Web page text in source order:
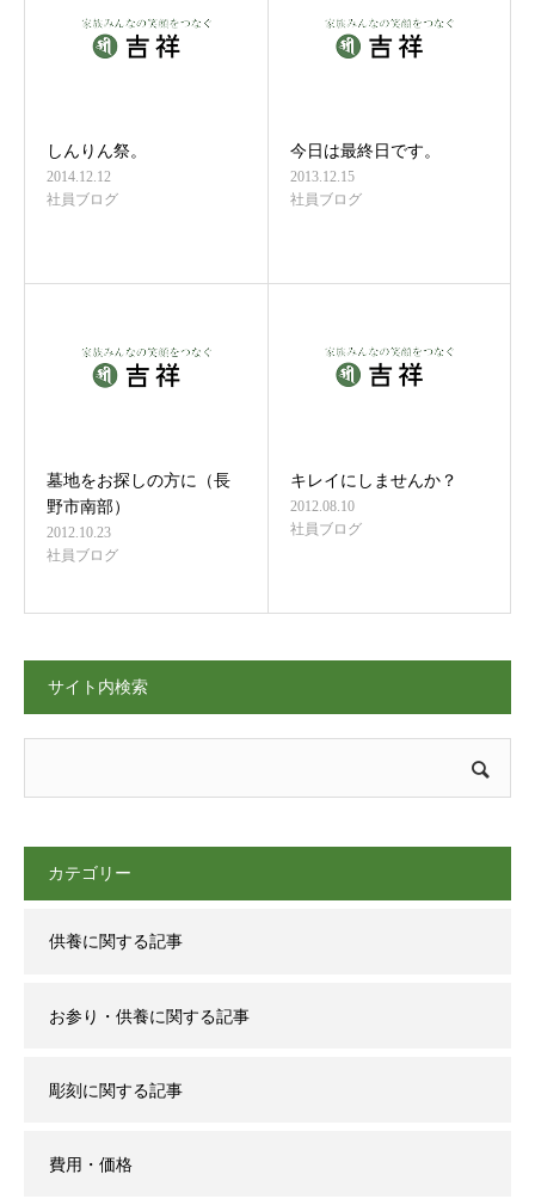
しんりん祭。
2014.12.12
社員ブログ
今日は最終日です。
2013.12.15
社員ブログ
墓地をお探しの方に（長
野市南部）
2012.10.23
社員ブログ
キレイにしませんか？
2012.08.10
社員ブログ
サイト内検索
カテゴリー
供養に関する記事
お参り・供養に関する記事
彫刻に関する記事
費用・価格